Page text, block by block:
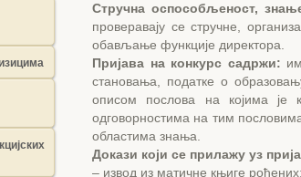
Стручна оспособљеност,
проверавају се стручне,
обављање функције директора.
Пријава на конкурс садржи:
становања, податке о
описом послова на којима је
одговорностима на тим
областима знања.
Докази који се прилажу уз
– извод из матичне књиге рођених;